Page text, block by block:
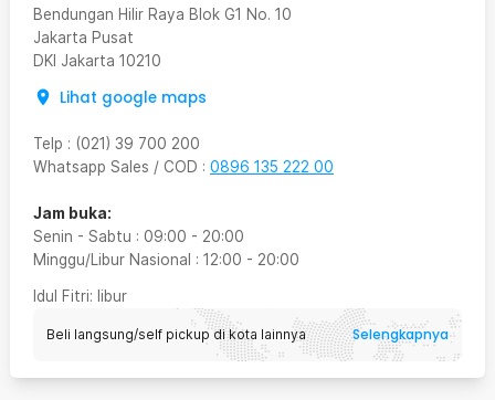
Bendungan Hilir Raya Blok G1 No. 10
Jakarta Pusat
DKI Jakarta 10210
Lihat google maps
Telp : (021) 39 700 200
Whatsapp Sales / COD : 0896 135 222 00
Jam buka:
Senin - Sabtu : 09:00 - 20:00
Minggu/Libur Nasional : 12:00 - 20:00
Idul Fitri: libur
Beli langsung/self pickup di kota lainnya Selengkapnya